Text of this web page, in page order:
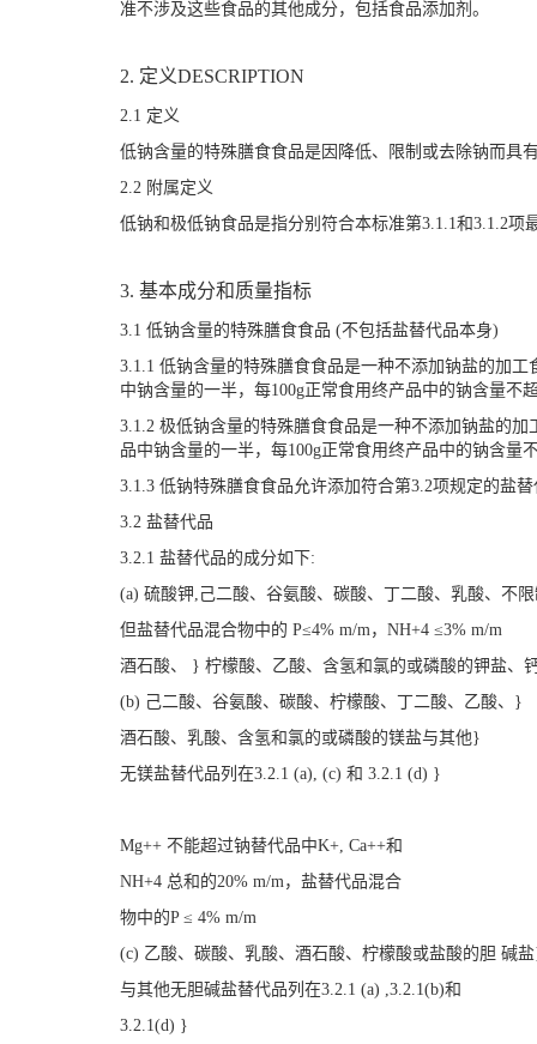
准不涉及这些食品的其他成分，包括食品添加剂。
2. 定义DESCRIPTION
2.1 定义
低钠含量的特殊膳食食品是因降低、限制或去除钠而具
2.2 附属定义
低钠和极低钠食品是指分别符合本标准第3.1.1和3.1.2项
3. 基本成分和质量指标
3.1 低钠含量的特殊膳食食品 (不包括盐替代品本身)
3.1.1 低钠含量的特殊膳食食品是一种不添加钠盐的加
中钠含量的一半，每100g正常食用终产品中的钠含量不
3.1.2 极低钠含量的特殊膳食食品是一种不添加钠盐的
品中钠含量的一半，每100g正常食用终产品中的钠含量
3.1.3 低钠特殊膳食食品允许添加符合第3.2项规定的盐
3.2 盐替代品
3.2.1 盐替代品的成分如下:
(a) 硫酸钾,己二酸、谷氨酸、碳酸、丁二酸、乳酸、不
但盐替代品混合物中的 P≤4% m/m，NH+4 ≤3% m/m
酒石酸、 } 柠檬酸、乙酸、含氢和氯的或磷酸的钾盐、
(b) 己二酸、谷氨酸、碳酸、柠檬酸、丁二酸、乙酸、}
酒石酸、乳酸、含氢和氯的或磷酸的镁盐与其他}
无镁盐替代品列在3.2.1 (a), (c) 和 3.2.1 (d) }
Mg++ 不能超过钠替代品中K+, Ca++和
NH+4 总和的20% m/m，盐替代品混合
物中的P ≤ 4% m/m
(c) 乙酸、碳酸、乳酸、酒石酸、柠檬酸或盐酸的胆 碱
与其他无胆碱盐替代品列在3.2.1 (a) ,3.2.1(b)和
3.2.1(d) }